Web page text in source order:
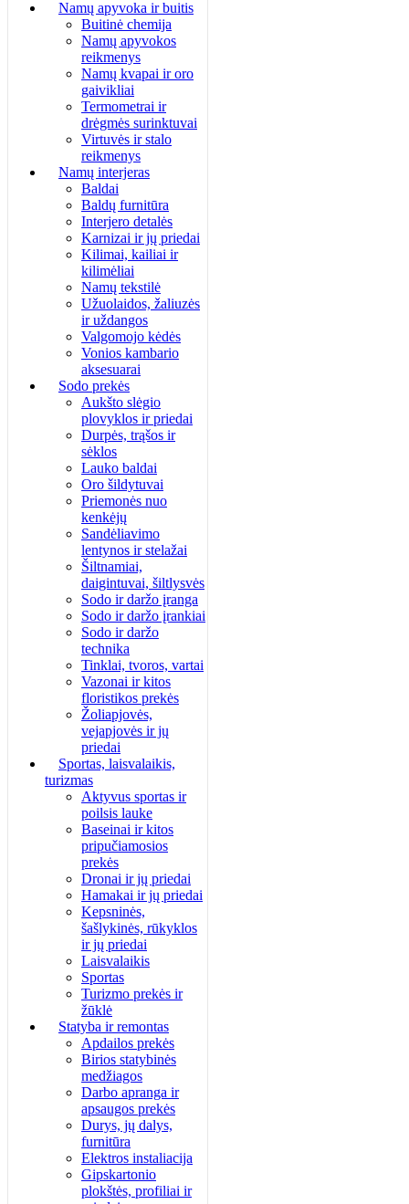
Namų apyvoka ir buitis
Buitinė chemija
Namų apyvokos
reikmenys
Namų kvapai ir oro
gaivikliai
Termometrai ir
drėgmės surinktuvai
Virtuvės ir stalo
reikmenys
Namų interjeras
Baldai
Baldų furnitūra
Interjero detalės
Karnizai ir jų priedai
Kilimai, kailiai ir
kilimėliai
Namų tekstilė
Užuolaidos, žaliuzės
ir uždangos
Valgomojo kėdės
Vonios kambario
aksesuarai
Sodo prekės
Aukšto slėgio
plovyklos ir priedai
Durpės, trąšos ir
sėklos
Lauko baldai
Oro šildytuvai
Priemonės nuo
kenkėjų
Sandėliavimo
lentynos ir stelažai
Šiltnamiai,
daigintuvai, šiltlysvės
Sodo ir daržo įranga
Sodo ir daržo įrankiai
Sodo ir daržo
technika
Tinklai, tvoros, vartai
Vazonai ir kitos
floristikos prekės
Žoliapjovės,
vejapjovės ir jų
priedai
Sportas, laisvalaikis,
turizmas
Aktyvus sportas ir
poilsis lauke
Baseinai ir kitos
pripučiamosios
prekės
Dronai ir jų priedai
Hamakai ir jų priedai
Kepsninės,
šašlykinės, rūkyklos
ir jų priedai
Laisvalaikis
Sportas
Turizmo prekės ir
žūklė
Statyba ir remontas
Apdailos prekės
Birios statybinės
medžiagos
Darbo apranga ir
apsaugos prekės
Durys, jų dalys,
furnitūra
Elektros instaliacija
Gipskartonio
plokštės, profiliai ir